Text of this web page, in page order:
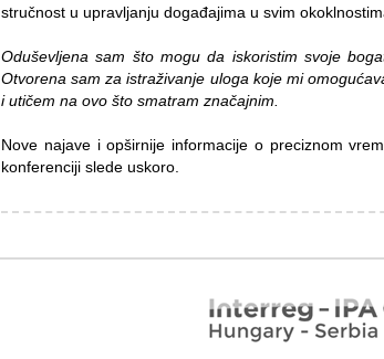
stručnost u upravljanju događajima u svim
Oduševljena sam što mogu da iskoristim svoje
Otvorena sam za istraživanje uloga koje mi
i utičem na ovo što smatram značajnim.
Nove najave i opširnije informacije o preciznom
konferenciji slede uskoro.